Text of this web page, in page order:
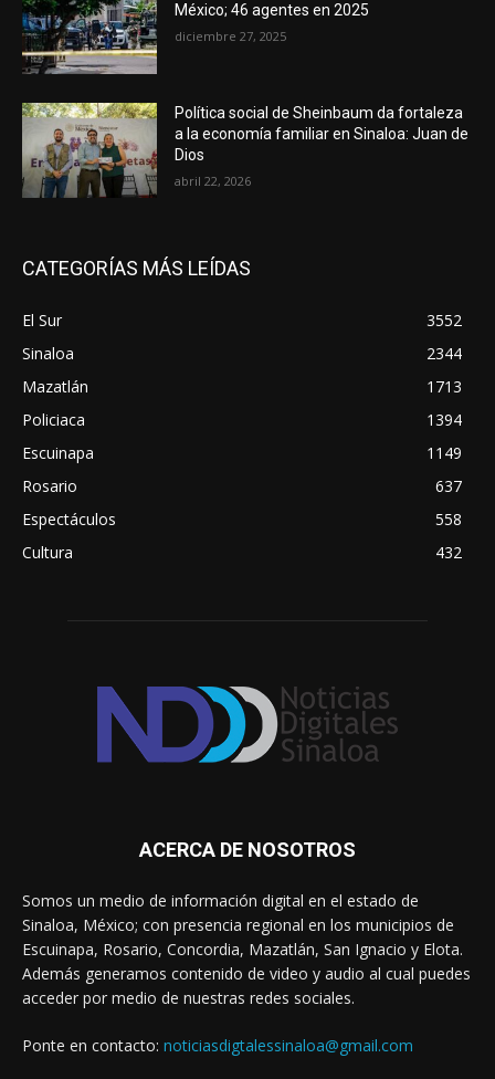
México; 46 agentes en 2025
diciembre 27, 2025
Política social de Sheinbaum da fortaleza
a la economía familiar en Sinaloa: Juan de
Dios
abril 22, 2026
CATEGORÍAS MÁS LEÍDAS
El Sur
3552
Sinaloa
2344
Mazatlán
1713
Policiaca
1394
Escuinapa
1149
Rosario
637
Espectáculos
558
Cultura
432
ACERCA DE NOSOTROS
Somos un medio de información digital en el estado de
Sinaloa, México; con presencia regional en los municipios de
Escuinapa, Rosario, Concordia, Mazatlán, San Ignacio y Elota.
Además generamos contenido de video y audio al cual puedes
acceder por medio de nuestras redes sociales.
Ponte en contacto: noticiasdigtalessinaloa@gmail.com